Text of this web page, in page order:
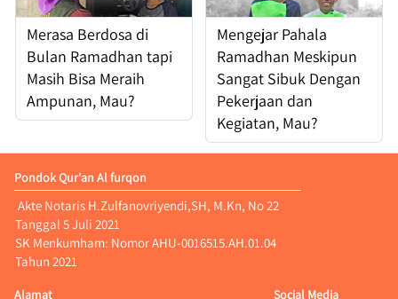
Merasa Berdosa di
Bulan Ramadhan tapi
Masih Bisa Meraih
Ampunan, Mau?
Mengejar Pahala
Ramadhan Meskipun
Sangat Sibuk Dengan
Pekerjaan dan
Kegiatan, Mau?
Pondok Qur'an Al furqon
Tanggal 5 Juli 2021
SK Menkumham: Nomor AHU-0016515.AH.01.04
Tahun 2021
Alamat Social Media